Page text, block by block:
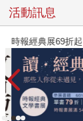
活動訊息
時報經典展69折起